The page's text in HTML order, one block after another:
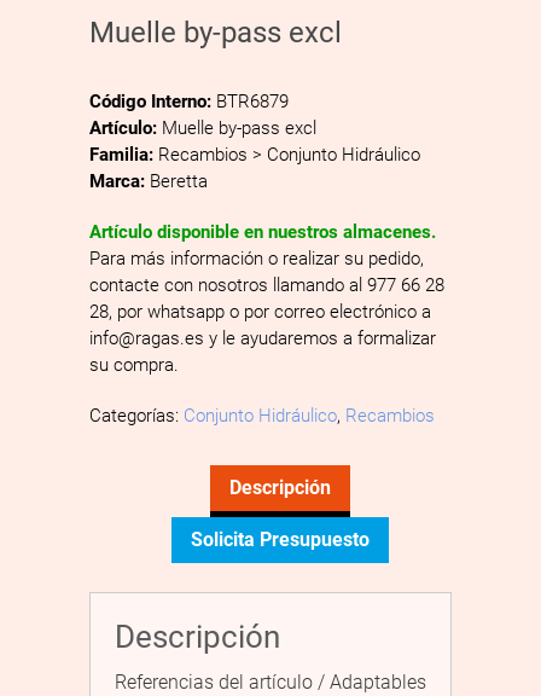
Muelle by-pass excl
Código Interno: BTR6879
Artículo: Muelle by-pass excl
Familia: Recambios > Conjunto Hidráulico
Marca: Beretta
Artículo disponible en nuestros almacenes.
Para más información o realizar su pedido,
contacte con nosotros llamando al 977 66 28
28, por whatsapp o por correo electrónico a
info@ragas.es y le ayudaremos a formalizar
su compra.
Categorías: Conjunto Hidráulico, Recambios
Descripción
Solicita Presupuesto
Descripción
Referencias del artículo / Adaptables